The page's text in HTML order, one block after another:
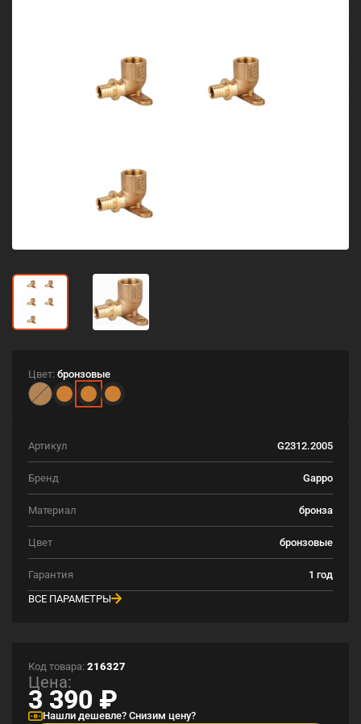
Цвет: бронзовые
Артикул G2312.2005
Бренд Gappo
Материал бронза
Цвет бронзовые
Гарантия
1 год
ВСЕ ПАРАМЕТРЫ
Код товара: 216327
Цена:
3 390 ₽
Нашли дешевле? Снизим цену?